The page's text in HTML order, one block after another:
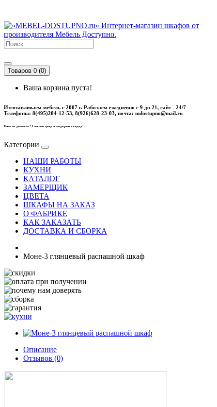
Товаров 0 (0)
Ваша корзина пуста!
Изготавливаем мебель с 2007 г. Работаем ежедневно с 9 до 21, cайт - 24/7
Телефоны: 8(495)204-12-53, 8(926)628-23-03, почта: mdostupno@mail.ru
Нашли дешевле? Снизим цену и подарим скидку!
Категории
НАШИ РАБОТЫ
КУХНИ
КАТАЛОГ
ЗАМЕРЩИК
ЦВЕТА
ШКАФЫ НА ЗАКАЗ
О ФАБРИКЕ
КАК ЗАКАЗАТЬ
ДОСТАВКА И СБОРКА
Моне-3 глянцевый распашной шкаф
Описание
Отзывов (0)